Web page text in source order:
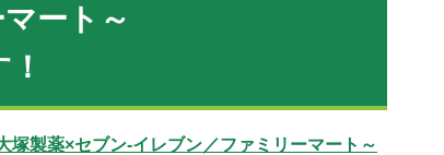
ート～
塚製薬×セブン-イレブン／ファミリーマート～